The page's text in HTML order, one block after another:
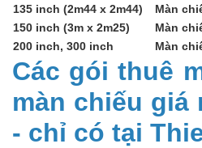
135 inch (2m44 x 2m44)
Màn
150 inch (3m x 2m25)
Màn
200 inch, 300 inch
Màn
Các gói thuê
màn chiếu giá
- chỉ có tại